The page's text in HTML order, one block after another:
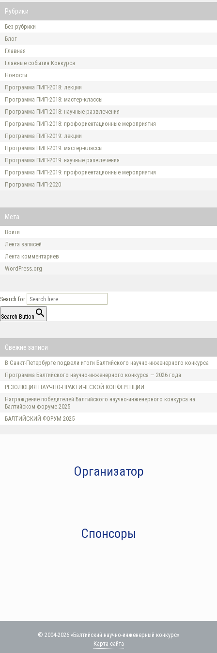
Рубрики
Без рубрики
Блог
Главная
Главные события Конкурса
Новости
Программа ПИП-2018: лекции
Программа ПИП-2018: мастер-классы
Программа ПИП-2018: научные развлечения
Программа ПИП-2018: профориентационные мероприятия
Программа ПИП-2019: лекции
Программа ПИП-2019: мастер-классы
Программа ПИП-2019: научные развлечения
Программа ПИП-2019: профориентационные мероприятия
Программа ПИП-2020
Мета
Войти
Лента записей
Лента комментариев
WordPress.org
Search for:
Search Button
Свежие записи
В Санкт-Петербурге подвели итоги Балтийского научно-инженерного конкурса
Программа Балтийского научно-инженерного конкурса — 2026 года
РЕЗОЛЮЦИЯ НАУЧНО-ПРАКТИЧЕСКОЙ КОНФЕРЕНЦИИ
Награждение победителей Балтийского научно-инженерного конкурса на
Балтийском форуме 2025
БАЛТИЙСКИЙ ФОРУМ 2025
Организатор
Спонсоры
© 2004-2026 «Балтийский научно-инженерный конкурс»
Карта сайта